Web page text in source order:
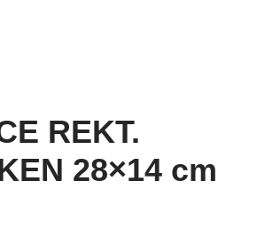
REKT.
28×14 cm